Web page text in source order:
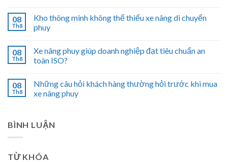
08
Th8
Kho thông minh không thể thiếu xe nâng di chuyển
phuy
08
Th8
Xe nâng phuy giúp doanh nghiệp đạt tiêu chuẩn an
toàn ISO?
08
Th8
Những câu hỏi khách hàng thường hỏi trước khi mua
xe nâng phuy
BÌNH LUẬN
TỪ KHÓA